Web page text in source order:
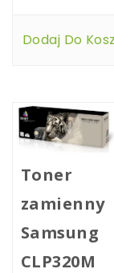
Dodaj Do
Toner
zamienny
Samsung
CLP320M